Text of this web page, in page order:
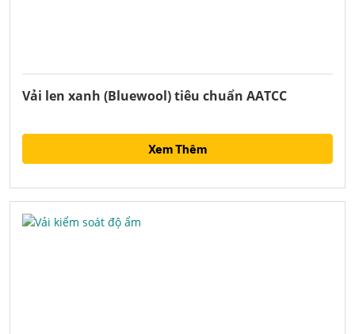
Vải len xanh (Bluewool) tiêu chuẩn AATCC
Xem Thêm